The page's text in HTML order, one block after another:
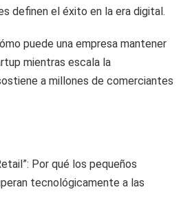
definen el éxito en la era digital.
puede una empresa mantener
mientras escala la
a millones de comerciantes
Por qué los pequeños
tecnológicamente a las